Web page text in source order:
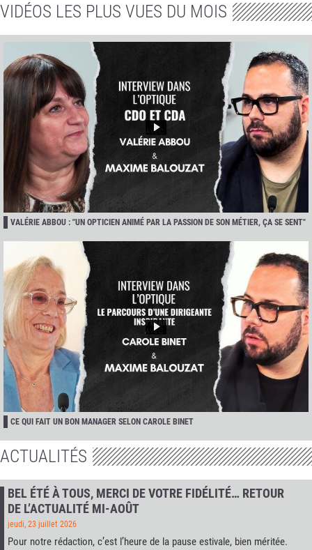
VIDÉOS LES PLUS VUES DU MOIS
VALÉRIE ABBOU : "UN OPTICIEN ANIMÉ PAR LA PASSION DE SON MÉTIER, ÇA SE SENT"
CE QUI FAIT UN BON MANAGER SELON CAROLE BINET
ACTUALITÉS
BEL ÉTÉ À TOUS, MERCI DE VOTRE FIDÉLITÉ… RETOUR
DE L’ACTUALITÉ MI-AOÛT
jeudi, 23 juillet 2026
Pour notre rédaction, c’est l’heure de la pause estivale, bien méritée.